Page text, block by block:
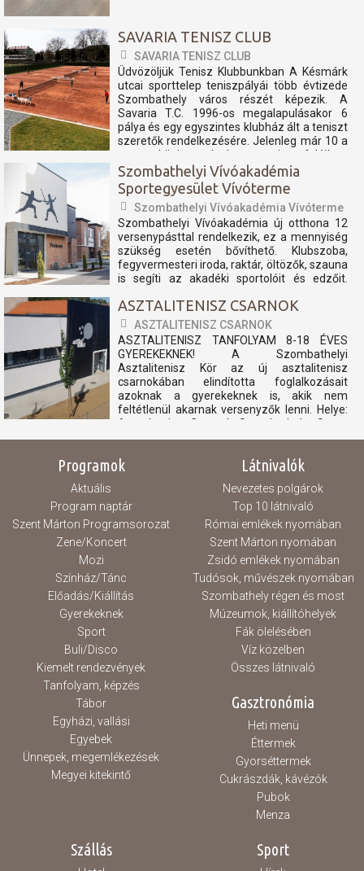
SAVARIA TENISZ CLUB
SAVARIA TENISZ CLUB
Üdvözöljük Tenisz Klubbunkban A Késmárk
utcai sporttelep teniszpályái több évtizede
Szombathely város részét képezik. A
Savaria T.C. 1996-os megalapulásakor 6
pálya és egy egyszintes klubház ált a teniszt
szeretők rendelkezésére. Jelenleg már 10 a
nemzetközi szabvány szerint felújított
teniszpályán és...
Szombathelyi Vívóakadémia
Sportegyesület Vívóterme
Szombathelyi Vívóakadémia Vívóterme
Szombathelyi Vívóakadémia új otthona 12
versenypásttal rendelkezik, ez a mennyiség
szükség esetén bővíthető. Klubszoba,
fegyvermesteri iroda, raktár, öltözők, szauna
is segíti az akadéki sportolóit és edzőit.
Zárva vasárnap Zárva hétfő...
ASZTALITENISZ CSARNOK
ASZTALITENISZ CSARNOK
ASZTALITENISZ TANFOLYAM 8-18 ÉVES
GYEREKEKNEK! A Szombathelyi
Asztalitenisz Kör az új asztalitenisz
csarnokában elindította foglalkozásait
azoknak a gyerekeknek is, akik nem
feltétlenül akarnak versenyzők lenni. Helye:
Asztaltenisz Csarnok Szombathely, Szent
László király utca 6. Ideje: Hétfő és
Programok
Aktuális
Program naptár
Szent Márton Programsorozat
Zene/Koncert
Mozi
Színház/Tánc
Előadás/Kiállítás
Gyerekeknek
Sport
Buli/Disco
Kiemelt rendezvények
Tanfolyam, képzés
Tábor
Egyházi, vallási
Egyebek
Ünnepek, megemlékezések
Megyei kitekintő
Látnivalók
Nevezetes polgárok
Top 10 látnivaló
Római emlékek nyomában
Szent Márton nyomában
Zsidó emlékek nyomában
Tudósok, művészek nyomában
Szombathely régen és most
Múzeumok, kiállítóhelyek
Fák ölelésében
Víz közelben
Összes látnivaló
Gasztronómia
Heti menü
Éttermek
Gyorséttermek
Cukrászdák, kávézók
Pubok
Menza
Szállás Sport